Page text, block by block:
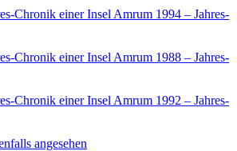
Amrum 1994 – Jahres-
Amrum 1988 – Jahres-
Amrum 1992 – Jahres-
angesehen